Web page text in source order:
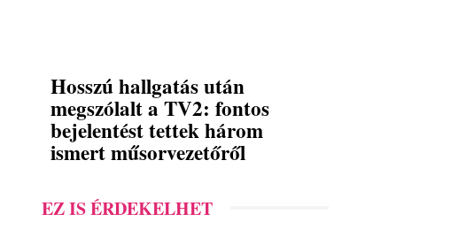
Hosszú hallgatás után
megszólalt a TV2: fontos
bejelentést tettek három
ismert műsorvezetőről
EZ IS ÉRDEKELHET